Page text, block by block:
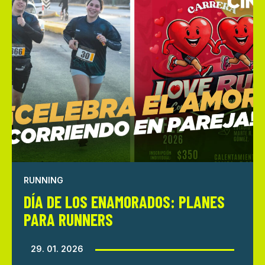
RUNNING
DÍA DE LOS ENAMORADOS: PLANES
PARA RUNNERS
29. 01. 2026